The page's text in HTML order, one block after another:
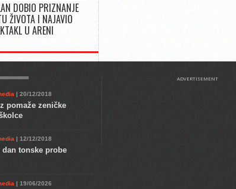
DOBIO PRIZNANJE
ŽIVOTA I NAJAVIO
U ARENI
| 20/12/2018
pomaže zeničke
| 12/12/2018
dan tonske probe
| 19/06/2026
ADVERTISEMENT